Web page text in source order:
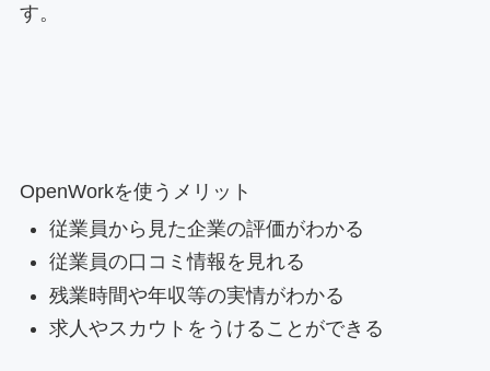
す。
OpenWorkを使うメリット
従業員から見た企業の評価がわかる
従業員の口コミ情報を見れる
残業時間や年収等の実情がわかる
求人やスカウトをうけることができる